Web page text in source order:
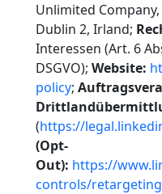
Unlimited
Dublin 2, Irland;
Interessen (Art. 6
DSGVO); Website:
policy;
(https://
(Opt-
Out): https://
controls/